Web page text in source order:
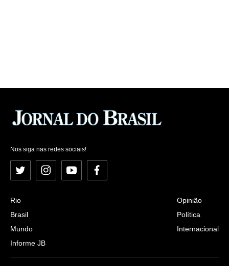
Nos siga nas redes sociais!
Twitter InstagramYouTubeFacebook
Rio
Brasil
Mundo
Informe JB
Opinião
Política
Internacional